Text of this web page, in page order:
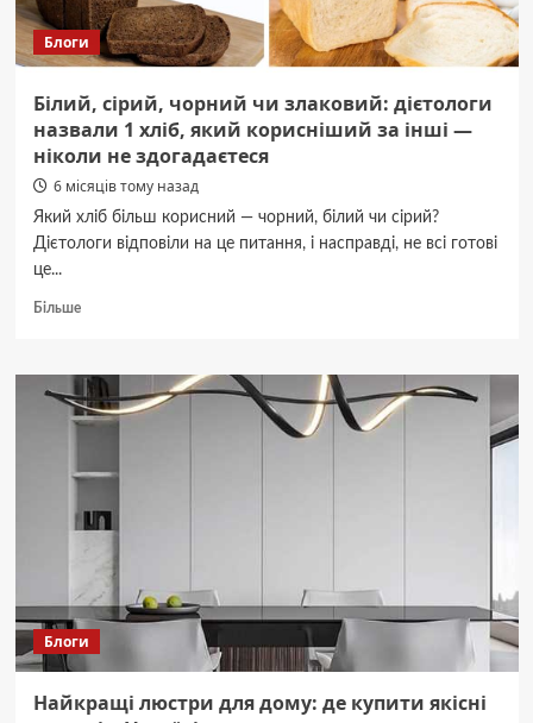
Блоги
Білий, сірий, чорний чи злаковий: дієтологи
назвали 1 хліб, який корисніший за інші —
ніколи не здогадаєтеся
6 місяців тому назад
Який хліб більш корисний — чорний, білий чи сірий?
Дієтологи відповіли на це питання, і насправді, не всі готові
це...
БільшеДокладніше
сірий,
чорний
чи
назвали
хліб,
корисніший
за
інші
—
здогадаєтеся
Блоги
Найкращі люстри для дому: де купити якісні